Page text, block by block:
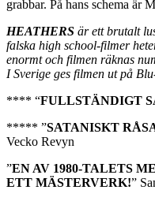
grabbar. På hans schema är
HEATHERS är ett brutalt
falska high school-filmer
enormt och filmen räknas
I Sverige ges filmen ut på
**** “FULLSTÄNDIGT
***** ”SATANISKT
Vecko Revyn
”EN AV 1980-TALETS
ETT MÄSTERVERK!”